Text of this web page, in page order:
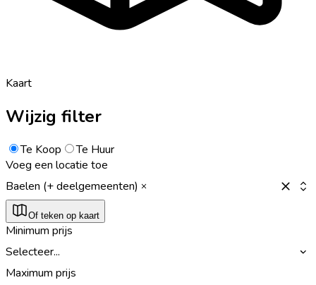
Kaart
Wijzig filter
Te Koop
Te Huur
Voeg een locatie toe
Baelen (+ deelgemeenten)
Of teken op kaart
Minimum prijs
Selecteer...
Maximum prijs